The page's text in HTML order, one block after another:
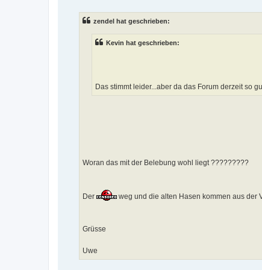
zendel hat geschrieben:
Kevin hat geschrieben:
Das stimmt leider...aber da das Forum derzeit so
Woran das mit der Belebung wohl liegt ?????????
Der weg und die alten Hasen kommen aus der
Grüsse
Uwe